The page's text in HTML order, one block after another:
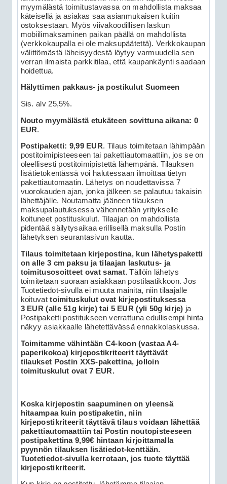
myymälästä toimitustavassa on mahdollista maksaa
käteisellä ja asiakas saa asianmukaisen kuitin
ostoksestaan. Myös viivakoodillisen laskun
mobiilimaksaminen paikan päällä on mahdollista
(verkkokaupalla ei ole maksupäätettä). Verkkokaupan
välittömästä läheisyydestä löytyy varmuudella sen
verran ilmaista parkkitilaa, että kaupankäynti saadaan
hoidettua.
Hälyttimen pakkaus- ja postikulut Suomeen
Sis. alv 25,5%.
Nouto myymälästä etukäteen sovittuna aikana: 0
EUR.
Postipaketti: 9,99 EUR. Tilaus toimitetaan lähimpään
postitoimipisteeseen tai pakettiautomaattiin, jos se on
oleellisesti postitoimipistettä lähempänä. Tilauksen
lisätietokentässä voi halutessaan ilmoittaa tietyn
pakettiautomaatin. Lähetys on noudettavissa 7
vuorokauden ajan, jonka jälkeen se palautuu takaisin
lähettäjälle. Noutamatta jääneen tilauksen
maksupalautuksessa vähennetään yritykselle
koituneet postituskulut. Tilaajan on mahdollista
pidentää säilytysaikaa erillisellä maksulla Postin
lähetyksen seurantasivun kautta.
Tilaus toimitetaan kirjepostina, kun lähetyspaketti
on alle 3 cm paksu ja tilaajan laskutus- ja
toimitusosoitteet ovat samat. Tällöin lähetys
toimitetaan suoraan asiakkaan postilaatikkoon. Jos
Tuotetiedot-sivulla ei muuta mainita, niin tilaajalle
koituvattoimituskulut ovat kirjepostituksessa
3 EUR (alle 51g kirje) tai 5 EUR (yli 50g kirje) ja
Postipaketti postitukseen verrattuna edullisempi hinta
näkyy asiakkaalle lähetettävässä ennakkolaskussa.
Toimitamme vähintään C4-koon (vastaa A4-
paperikokoa) kirjepostikriteerit täyttävät
tilaukset Postin XXS-pakettina, jolloin
toimituskulut ovat 7 EUR.
Koska kirjepostin saapuminen on yleensä
hitaampaa kuin postipaketin, niin
kirjepostikriteerit täyttävä tilaus voidaan lähettää
pakettiautomaattiin tai Postin noutopisteeseen
postipakettina 9,99€ hintaan kirjoittamalla
pyynnön tilauksen lisätiedot-kenttään.
Tuotetiedot-sivulla kerrotaan, jos tuote täyttää
kirjepostikriteerit.